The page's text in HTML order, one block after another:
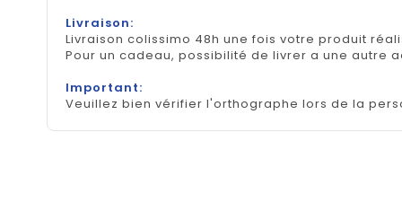
Livraison:
Livraison colissimo 48h une fois votre produit
Pour un cadeau, possibilité de livrer a une autre
Important:
Veuillez bien vérifier l'orthographe lors de la